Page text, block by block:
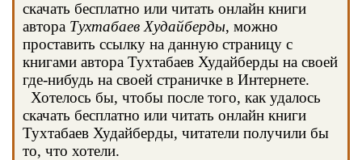
скачать бесплатно или читать онлайн книги
автора Тухтабаев Худайберды, можно
проставить ссылку на данную страницу с
книгами автора Тухтабаев Худайберды на своей
где-нибудь на своей страничке в Интернете.
Хотелось бы, чтобы после того, как удалось
скачать бесплатно или читать онлайн книги
Тухтабаев Худайберды, читатели получили бы
то, что хотели.